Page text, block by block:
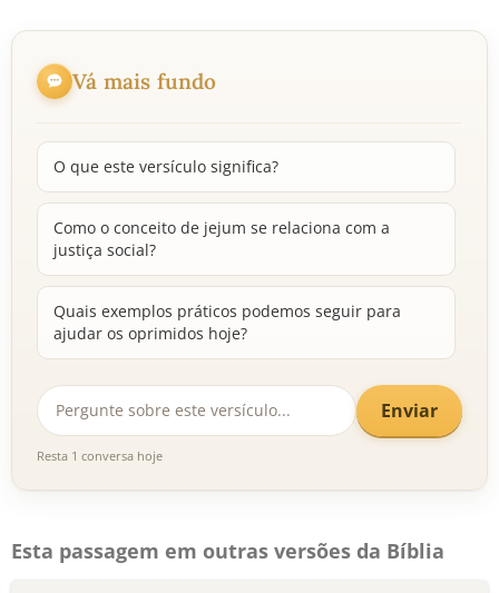
Vá mais fundo
O que este versículo significa?
Como o conceito de jejum se relaciona com a
justiça social?
Quais exemplos práticos podemos seguir para
ajudar os oprimidos hoje?
Enviar
Resta 1 conversa hoje
Esta passagem em outras versões da Bíblia